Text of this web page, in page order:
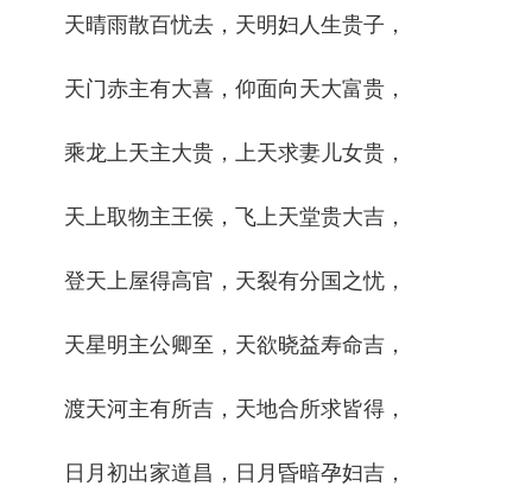
天晴雨散百忧去，天明妇人生贵子，
天门赤主有大喜，仰面向天大富贵，
乘龙上天主大贵，上天求妻儿女贵，
天上取物主王侯，飞上天堂贵大吉，
登天上屋得高官，天裂有分国之忧，
天星明主公卿至，天欲晓益寿命吉，
渡天河主有所吉，天地合所求皆得，
日月初出家道昌，日月昏暗孕妇吉，